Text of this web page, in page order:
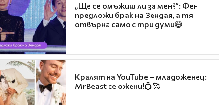
„Ще се омъжиш ли за мен?“: Фен
предложи брак на Зендая, а тя
отвърна само с три думи😅
Кралят на YouTube – младоженец:
MrBeast се ожени!💍🥰